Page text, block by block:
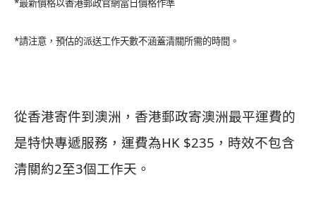
*最新價格以香港郵政官網當日價格作準
*請注意，預估的派送工作天數不涵蓋清關所需的時間。
從香港寄件到澳洲，香港郵政寄澳洲最平運費的
是特快專遞服務，運費為HK $235，時效不包含
清關約2至3個工作天。